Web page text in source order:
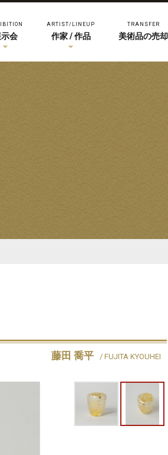
示会
ARTIST/LINEUP
作家 / 作品
TRANSFER
美術品の売却
藤田 喬平 / FUJITA KYOUHEI